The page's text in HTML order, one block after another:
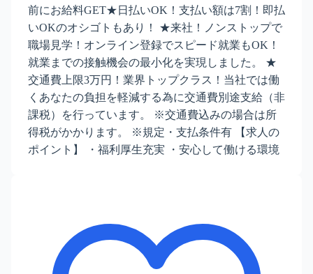
前にお給料GET★日払いOK！支払い額は7割！即払
いOKのオシゴトもあり！ ★来社！ノンストップで
職場見学！オンライン登録でスピード就業もOK！
就業までの接触機会の最小化を実現しました。 ★
交通費上限3万円！業界トップクラス！当社では働
くあなたの負担を軽減する為に交通費別途支給（非
課税）を行っています。 ※交通費込みの場合は所
得税がかかります。 ※規定・支払条件有 【求人の
ポイント】 ・福利厚生充実 ・安心して働ける環境